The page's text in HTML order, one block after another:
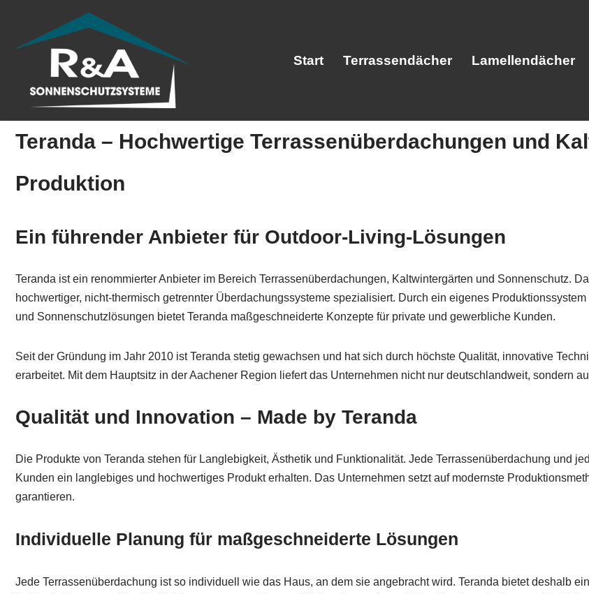
Zum
springen
Start Terrassendächer Lamellendächer
Terrassendächer
Teranda – Hochwertige Terrassenüberdachungen und
Produktion
Ein führender Anbieter für Outdoor-Living-Lösungen
Teranda ist ein renommierter Anbieter im Bereich Terrassenüberdachungen, Kaltwintergärten und Sonnenschutz.
hochwertiger, nicht-thermisch getrennter Überdachungssysteme spezialisiert. Durch ein eigenes
und Sonnenschutzlösungen bietet Teranda maßgeschneiderte Konzepte für private und gewerbliche Kunden.
Seit der Gründung im Jahr 2010 ist Teranda stetig gewachsen und hat sich durch höchste Qualität, innovative
erarbeitet. Mit dem Hauptsitz in der Aachener Region liefert das Unternehmen nicht nur deutschlandweit, sondern
Qualität und Innovation – Made by Teranda
Die Produkte von Teranda stehen für Langlebigkeit, Ästhetik und Funktionalität. Jede Terrassenüberdachung und
Kunden ein langlebiges und hochwertiges Produkt erhalten. Das Unternehmen setzt auf modernste
garantieren.
Individuelle Planung für maßgeschneiderte Lösungen
Jede Terrassenüberdachung ist so individuell wie das Haus, an dem sie angebracht wird. Teranda bietet deshalb